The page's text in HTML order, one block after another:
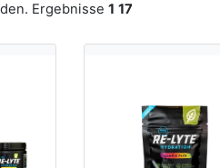
Ergebnisse 1 17